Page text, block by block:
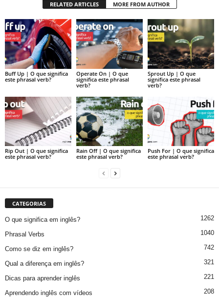
RELATED ARTICLES MORE FROM AUTHOR
Buff Up | O que significa
este phrasal verb?
Operate On | O que
significa este phrasal
verb?
Sprout Up | O que
significa este phrasal
verb?
Rip Out | O que significa
este phrasal verb?
Rain Off | O que significa
este phrasal verb?
Push For | O que significa
este phrasal verb?
CATEGORIAS
O que significa em inglês? 1262
Phrasal Verbs 1040
Como se diz em inglês? 742
Qual a diferença em inglês? 321
Dicas para aprender inglês 221
Aprendendo inglês com vídeos 208